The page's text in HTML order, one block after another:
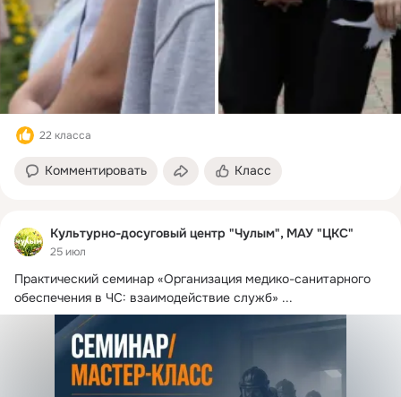
22 класса
Комментировать Класс
Культурно-досуговый центр "Чулым", МАУ "ЦКС"
25 июл
Практический семинар «Организация медико-санитарного
обеспечения в ЧС: взаимодействие служб» ...